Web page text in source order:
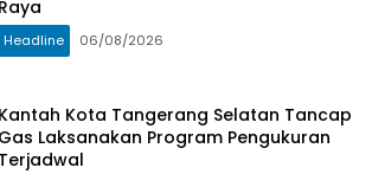
Raya
Headline 06/08/2026
Kantah Kota Tangerang Selatan Tancap
Gas Laksanakan Program Pengukuran
Terjadwal